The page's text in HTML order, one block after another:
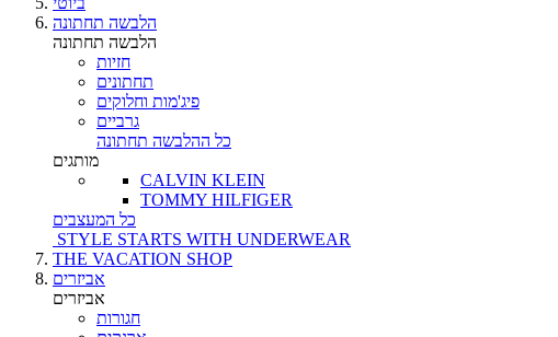
הלבשה תחתונה
הלבשה תחתונה
חזיות
תחתונים
פיג'מות וחלוקים
גרביים
כל ההלבשה תחתונה
מותגים
CALVIN KLEIN
TOMMY HILFIGER
כל המעצבים
STYLE STARTS WITH UNDERWEAR
THE VACATION SHOP
אביזרים
אביזרים
חגורות